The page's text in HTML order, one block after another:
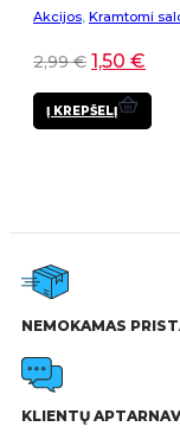
Akcijos Kramtomi
2,99€ 1,50 €
Į KREPŠELĮ
NEMOKAMAS
KLIENTŲ